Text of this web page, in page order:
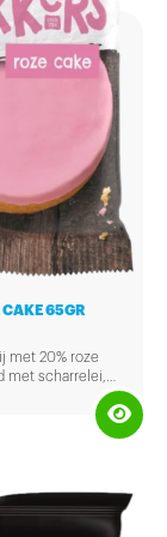
CAKE 65GR
met 20% roze
met scharrelei,
olie en
de snackautomaat
uw gasten of in